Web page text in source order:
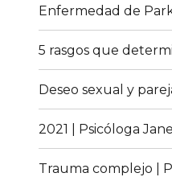
Enfermedad de
5 rasgos que
Deseo sexual y
2021 | Psicóloga
Trauma complejo |